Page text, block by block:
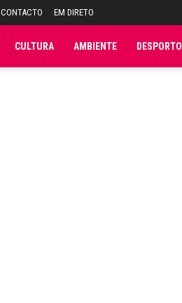
CONTACTO EM DIRETO
CULTURA AMBIENTE DESPORTO